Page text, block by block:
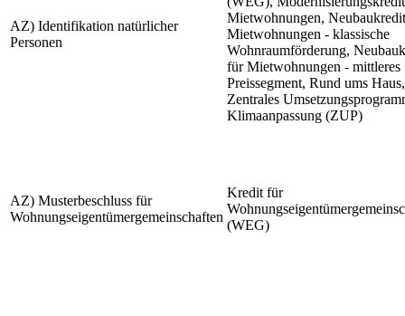
AZ) Identifikation natürlicher
Personen
Mietwohnungen,
Mietwohnungen - klassische
Wohnraumförderung,
für Mietwohnungen - mittleres
Preissegment, Rund ums Haus,
Zentrales
Klimaanpassung (ZUP)
AZ) Musterbeschluss für
Wohnungseigentümergemeinschaften
Kredit für
(WEG)